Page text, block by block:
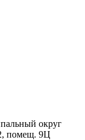
округ
помещ. 9Ц